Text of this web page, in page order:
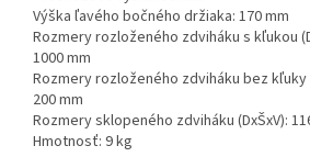
Výška ľavého bočného držiaka: 170 mm
Rozmery rozloženého zdviháku s kľukou
1000 mm
Rozmery rozloženého zdviháku bez kľuky
200 mm
Rozmery sklopeného zdviháku (DxŠxV):
Hmotnosť: 9 kg